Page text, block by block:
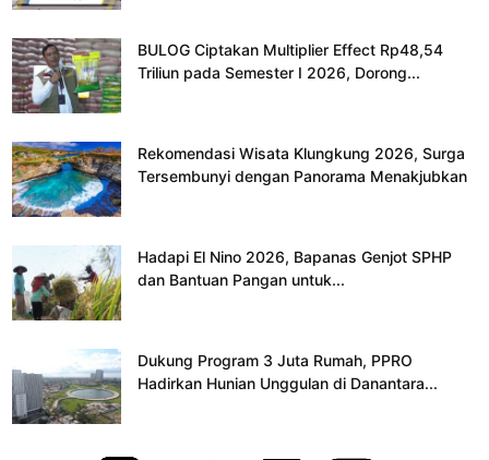
BULOG Ciptakan Multiplier Effect Rp48,54
Triliun pada Semester I 2026, Dorong...
Rekomendasi Wisata Klungkung 2026, Surga
Tersembunyi dengan Panorama Menakjubkan
Hadapi El Nino 2026, Bapanas Genjot SPHP
dan Bantuan Pangan untuk...
Dukung Program 3 Juta Rumah, PPRO
Hadirkan Hunian Unggulan di Danantara...